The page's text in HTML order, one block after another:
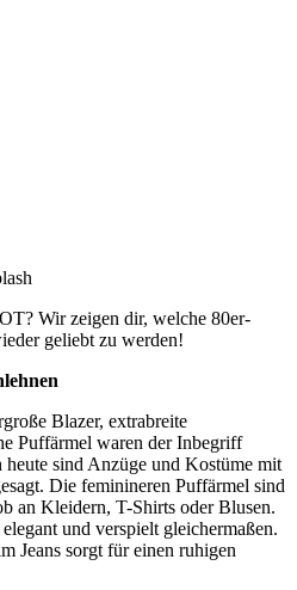
Wir zeigen dir, welche 80er-
geliebt zu werden!
Blazer, extrabreite
Puffärmel waren der Inbegriff
sind Anzüge und Kostüme mit
Die feminineren Puffärmel sind
an Kleidern, T-Shirts oder Blusen.
und verspielt gleichermaßen.
Jeans sorgt für einen ruhigen